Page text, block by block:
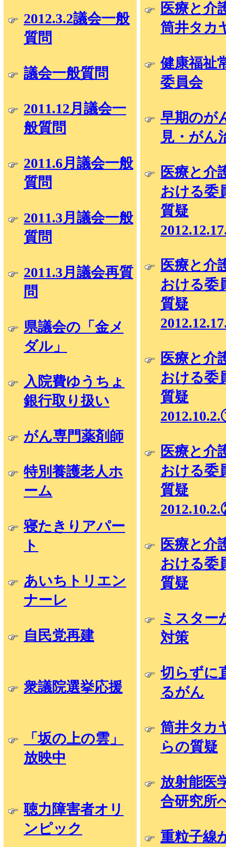
2012.3.2議会一般
質問
議会一般質問
2011.12月議会一
般質問
2011.6月議会一般
質問
2011.3月議会一般
質問
2011.3月議会再質
問
県議会の「金メ
ダル」
入院費ゆうちょ
銀行取り扱い
がん専門薬剤師
特別養護老人ホ
ーム
寝たきりアパー
ト
あいちトリエン
ナーレ
自民党再建
衆議院選挙応援
「坂の上の雲」
放映中
聴力障害者オリ
ンピック
医療と介
筒井タカ
健康福祉
委員会
早期のが
見・がん
医療と介
おける委
質疑
医療と介
おける委
質疑
医療と介
おける委
質疑
医療と介
おける委
質疑
医療と介
おける委
質疑
ミスター
対策
切らずに
るがん
筒井タカ
らの質疑
放射能医
合研究所
重粒子線